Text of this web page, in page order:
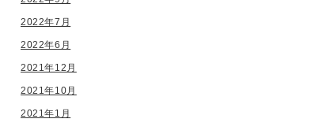
2022年7月
2022年6月
2021年12月
2021年10月
2021年1月